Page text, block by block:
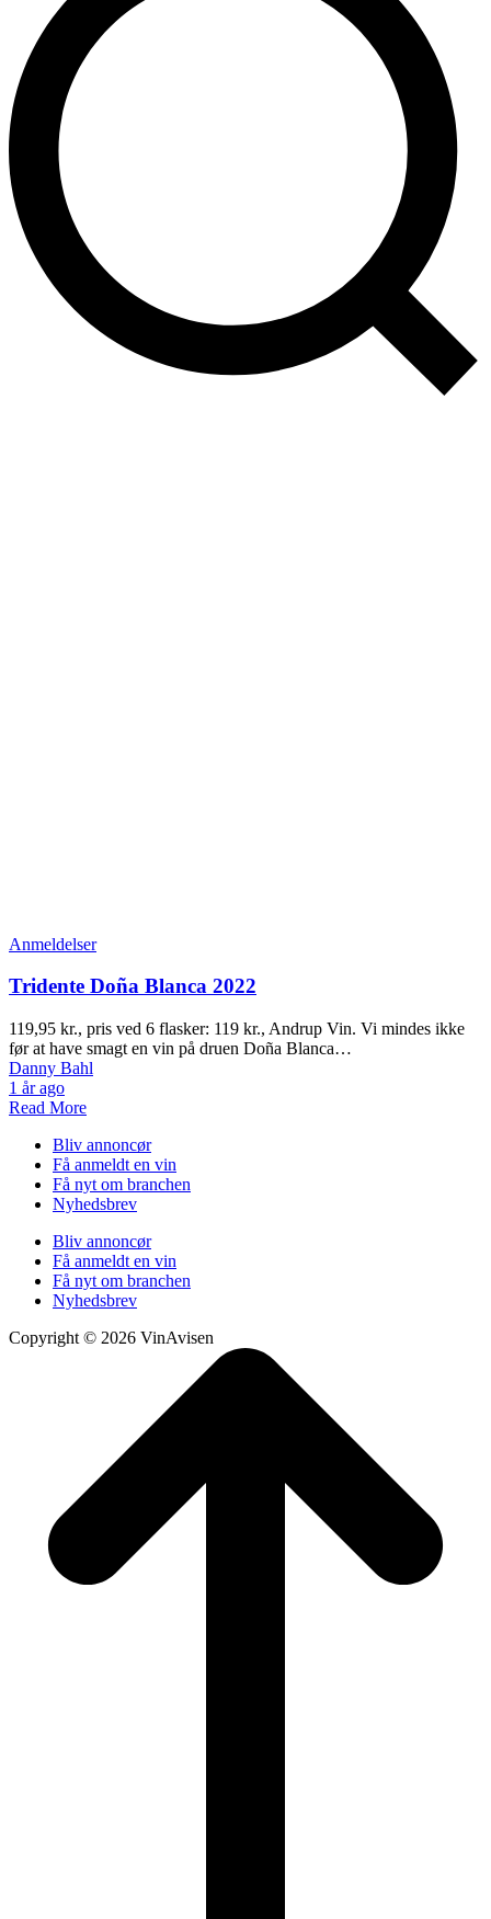
Anmeldelser
Tridente Doña Blanca 2022
119,95 kr., pris ved 6 flasker: 119 kr., Andrup Vin. Vi mindes ikke
før at have smagt en vin på druen Doña Blanca…
Danny Bahl
1 år ago
Read More
Bliv annoncør
Få anmeldt en vin
Få nyt om branchen
Nyhedsbrev
Bliv annoncør
Få anmeldt en vin
Få nyt om branchen
Nyhedsbrev
Copyright © 2026 VinAvisen